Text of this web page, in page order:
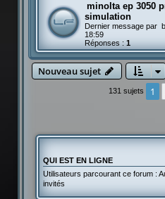
minolta ep 3050
simulation
Dernier message par
18:59
Réponses :1
Nouveau sujet
131 sujets 1
QUI EST EN LIGNE
Utilisateurs parcourant ce forum :
invités